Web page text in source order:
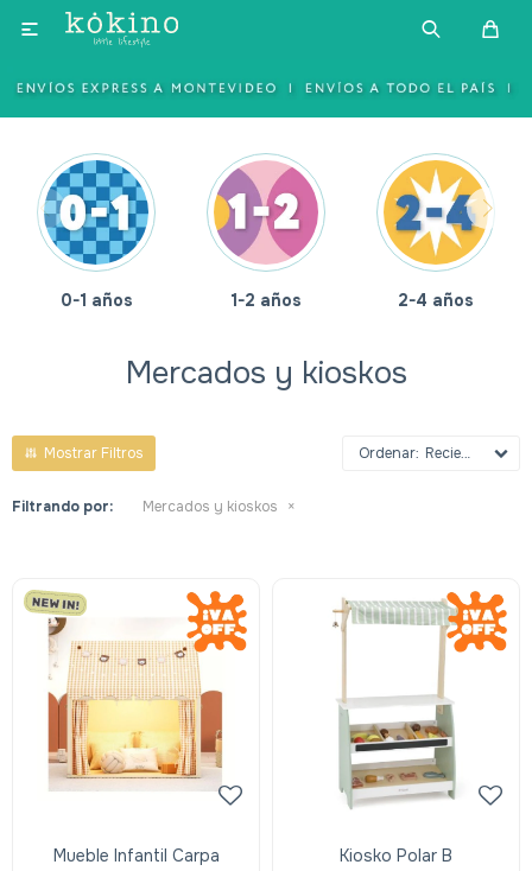

0-1 años 1-2 años 2-4 años
Mercados y kioskos
Recientes
Filtrando por: Mercados y kioskos
Mueble Infantil Carpa Kiosko Polar B